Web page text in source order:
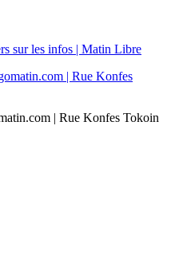
sur les infos | Matin Libre
| Rue Konfes Tokoin